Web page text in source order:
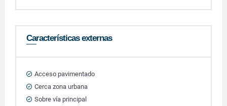
Características externas
Acceso pavimentado
Cerca zona urbana
Sobre vía principal